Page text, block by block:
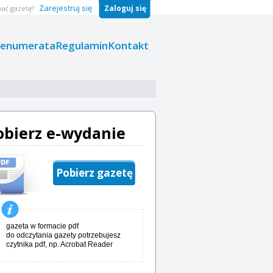
RegulaminKontakt
gazetę? Zarejestruj się Zaloguj się
e-wydanie
Pobierz gazetę
gazeta w formacie pdf
do odczytania gazety potrzebujesz
czytnika pdf, np. Acrobat Reader